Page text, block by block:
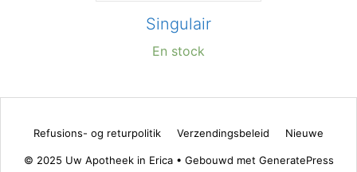
Singulair
En stock
Refusions- og returpolitik Verzendingsbeleid Nieuwe
© 2025 Uw Apotheek in Erica• Gebouwd met GeneratePress